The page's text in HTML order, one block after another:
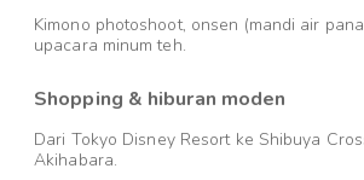
Kimono photoshoot, onsen (mandi air
upacara minum teh.
Shopping & hiburan moden
Dari Tokyo Disney Resort ke Shibuya
Akihabara.